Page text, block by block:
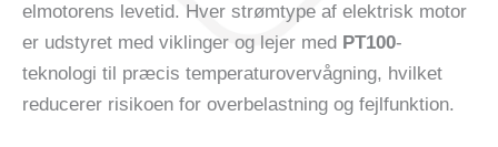
elmotorens levetid. Hver strømtype af elektrisk motor
er udstyret med viklinger og lejer med PT100-
teknologi til præcis temperaturovervågning, hvilket
reducerer risikoen for overbelastning og fejlfunktion.